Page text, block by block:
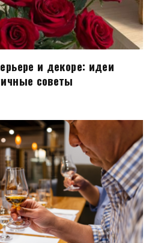
и декоре: идеи
советы